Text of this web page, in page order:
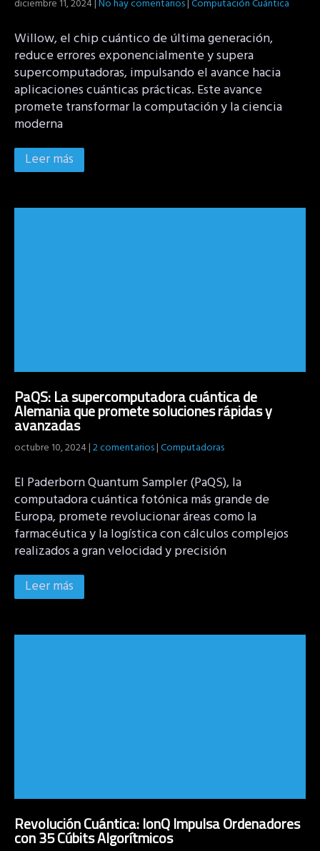
diciembre 11, 2024|No hay comentarios|Computación Cuántica
Willow, el chip cuántico de última generación,
reduce errores exponencialmente y supera
supercomputadoras, impulsando el avance hacia
aplicaciones cuánticas prácticas. Este avance
promete transformar la computación y la ciencia
moderna
Leer más
PaQS: La supercomputadora cuántica de
Alemania que promete soluciones rápidas y
avanzadas
octubre 10, 2024|2 comentarios|Computadoras
El Paderborn Quantum Sampler (PaQS), la
computadora cuántica fotónica más grande de
Europa, promete revolucionar áreas como la
farmacéutica y la logística con cálculos complejos
realizados a gran velocidad y precisión
Leer más
Revolución Cuántica: IonQ Impulsa Ordenadores
con 35 Cúbits Algorítmicos